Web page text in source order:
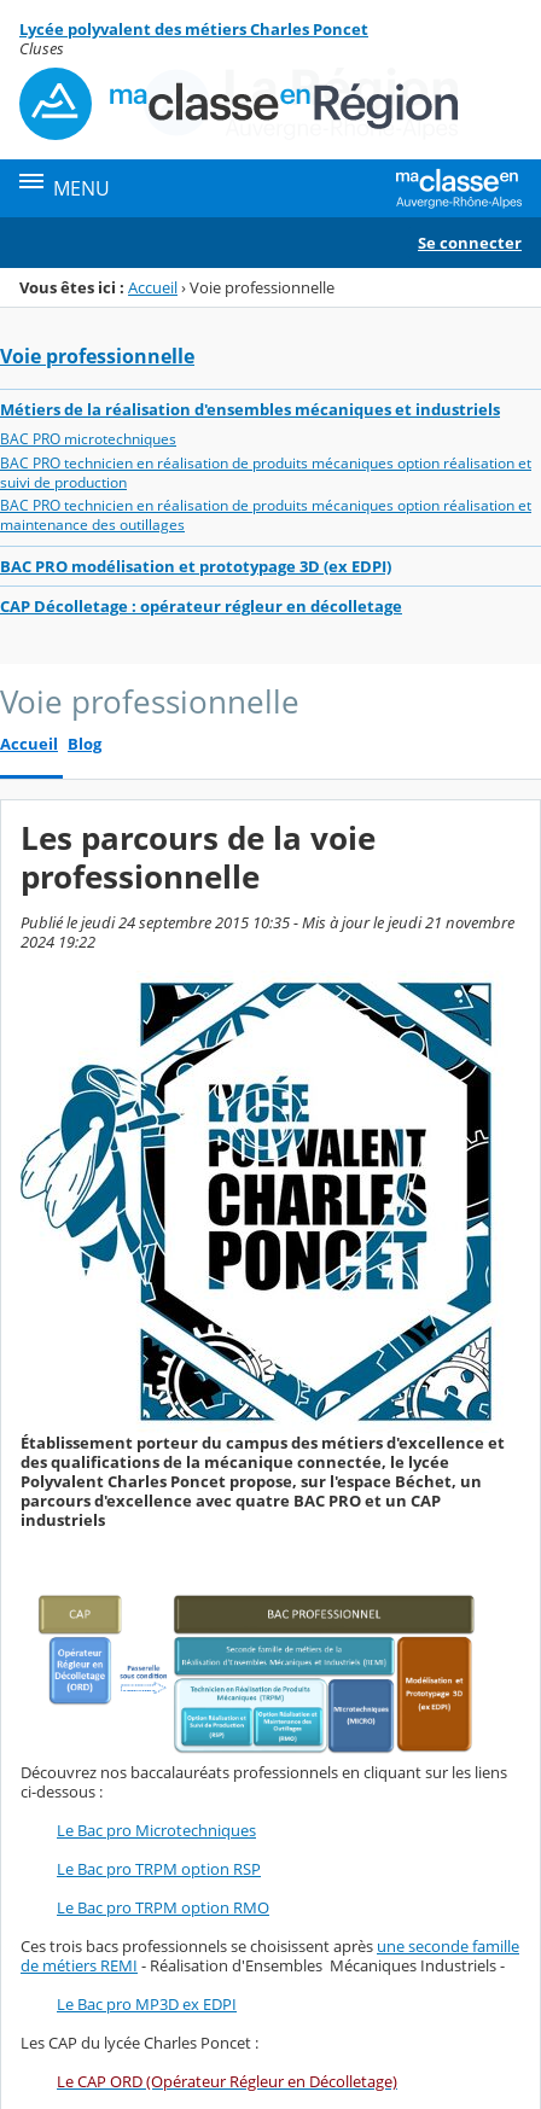
Menu de la rubrique
Contenu
Lycée polyvalent des métiers Charles Poncet
Cluses
MENU
Se connecter
Vous êtes ici : Accueil›Voie professionnelle
Voie professionnelle
Métiers de la réalisation d'ensembles mécaniques et industriels
BAC PRO microtechniques
BAC PRO technicien en réalisation de produits mécaniques option réalisation et
suivi de production
BAC PRO technicien en réalisation de produits mécaniques option réalisation et
maintenance des outillages
BAC PRO modélisation et prototypage 3D (ex EDPI)
CAP Décolletage : opérateur régleur en décolletage
Voie professionnelle
Accueil Blog
Les parcours de la voie
professionnelle
Publié le jeudi 24 septembre 2015 10:35 - Mis à jour le jeudi 21 novembre
2024 19:22
Établissement porteur du campus des métiers d'excellence et
des qualifications de la mécanique connectée, le lycée
Polyvalent Charles Poncet propose, sur l'espace Béchet, un
parcours d'excellence avec quatre BAC PRO et un CAP
industriels
Découvrez nos baccalauréats professionnels en cliquant sur les liens
ci-dessous :
Le Bac pro Microtechniques
Le Bac pro TRPM option RSP
Le Bac pro TRPM option RMO
Ces trois bacs professionnels se choisissent après une seconde famille
de métiers REMI - Réalisation d'Ensembles Mécaniques Industriels -
Le Bac pro MP3D ex EDPI
Les CAP du lycée Charles Poncet :
Le CAP ORD (Opérateur Régleur en Décolletage)